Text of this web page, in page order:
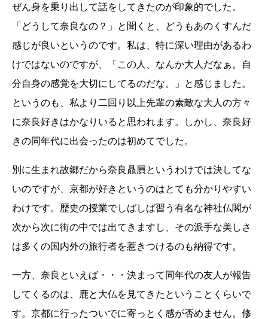
ぜん身を乗り出して話をしてきたのが印象的でした。
「どうして奈良なの？」と聞くと、どうもあのくすんだ
感じが良いというのです。私は、特に深い理由があるわ
けではないのですが、「この人、なんか大人だなぁ。自
分自身の感覚を大切にしてるのだな。」と感じました。
というのも、私より二回り以上先輩の素敵な大人の方々
に奈良好きはかなりいると思われます。しかし、奈良好
きの同年代に出会ったのは初めてでした。
別に生まれ故郷だから奈良贔屓というわけでは決してな
いのですが、京都が好きというのはとても分かりやすい
わけです。歴史の授業でしばしば習う有名な神社仏閣が
次から次に街の中では出てきますし、その派手な美しさ
は多くの国内外の旅行者を惹きつけるのも納得です。
一方、奈良といえば・・・決まって同年代の友人が報告
してくるのは、鹿と大仏を見てきたということくらいで
す。京都に行ったついでに寄っとく感が否めません。修